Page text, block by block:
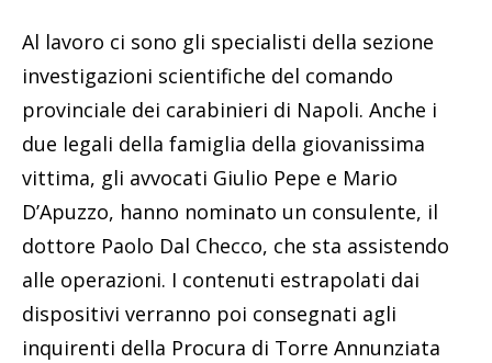
Al lavoro ci sono gli specialisti della sezione
investigazioni scientifiche del comando
provinciale dei carabinieri di Napoli. Anche i
due legali della famiglia della giovanissima
vittima, gli avvocati Giulio Pepe e Mario
D’Apuzzo, hanno nominato un consulente, il
dottore Paolo Dal Checco, che sta assistendo
alle operazioni. I contenuti estrapolati dai
dispositivi verranno poi consegnati agli
inquirenti della Procura di Torre Annunziata